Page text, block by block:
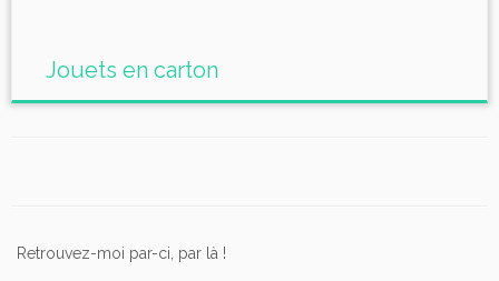
Jouets en carton
Retrouvez-moi par-ci, par là !